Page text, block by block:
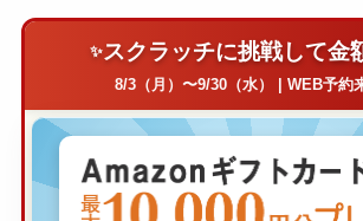
スクラッチに挑戦して金
8/3（月）〜9/30（水） | WEB予約